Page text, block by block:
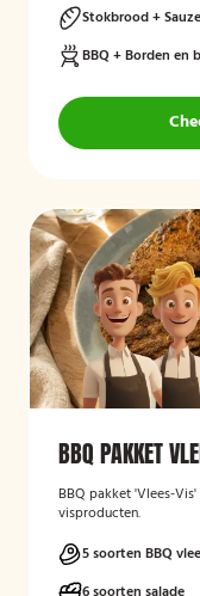
Stokbrood +
BBQ + Borden en
BBQ PAKKET
BBQ pakket 'Vlees-
visproducten.
5 soorten BBQ